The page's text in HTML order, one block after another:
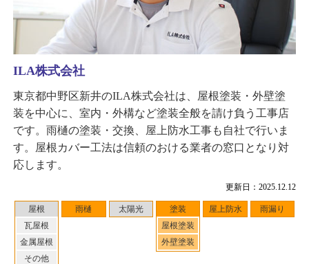
更新日：2025.12.12
屋根
瓦屋根
金属屋根
その他
雨樋 太陽光
塗装
屋根塗装
外壁塗装
屋上防水 雨漏り
ILA株式会社
東京都中野区新井のILA株式会社は、屋根塗装・外壁塗
装を中心に、室内・外構など塗装全般を請け負う工事店
です。雨樋の塗装・交換、屋上防水工事も自社で行いま
す。屋根カバー工法は信頼のおける業者の窓口となり対
応します。